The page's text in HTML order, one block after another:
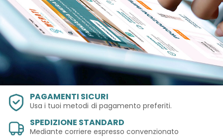
PAGAMENTI SICURI
Usa i tuoi metodi di pagamento preferiti.
SPEDIZIONE STANDARD
Mediante corriere espresso convenzionato